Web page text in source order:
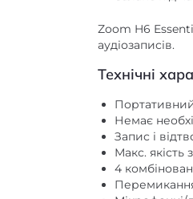
Zoom H6
аудіозаписів.
Технічні
Немає
Запис і
Макс. якість
4
Мікрофонні/